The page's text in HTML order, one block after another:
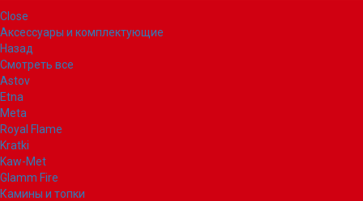
Close
Аксессуары и комплектующие
Назад
Смотреть все
Astov
Etna
Meta
Royal Flame
Kratki
Kaw-Met
Glamm Fire
Камины и топки